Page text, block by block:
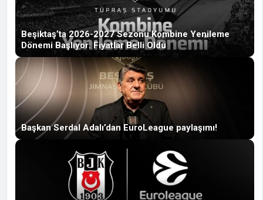
Beşiktaş’ta 2026-2027 Sezonu Kombine Yenileme
Dönemi Başlıyor: Fiyatlar Belli Oldu
Başkan Serdal Adalı’dan EuroLeague paylaşımı!